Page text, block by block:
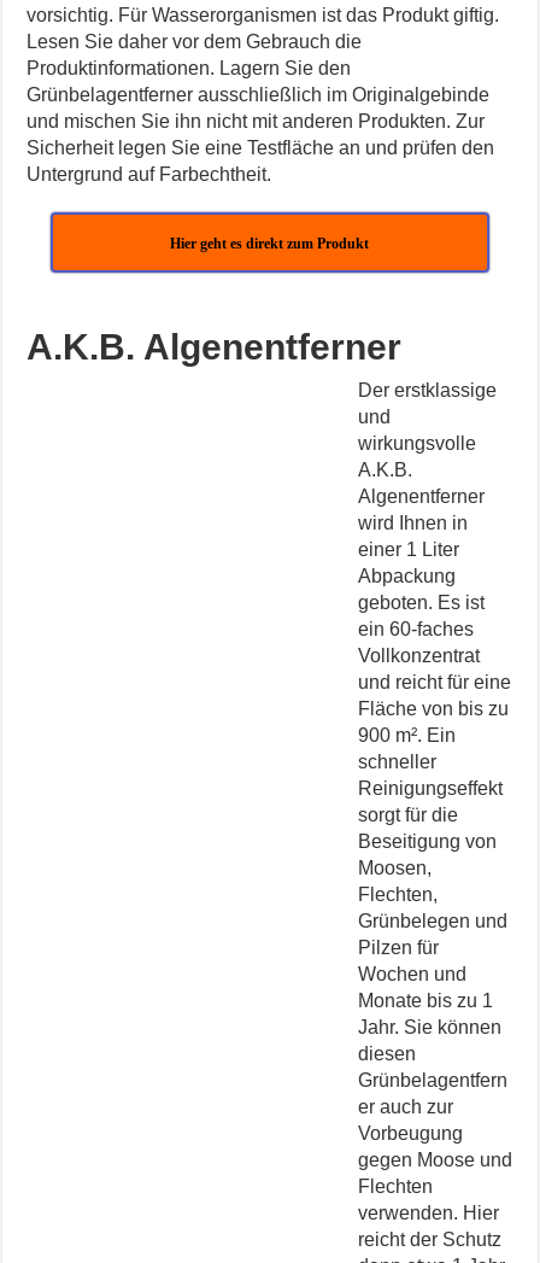
vorsichtig. Für Wasserorganismen ist das Produkt giftig.
Lesen Sie daher vor dem Gebrauch die
Produktinformationen. Lagern Sie den
Grünbelagentferner ausschließlich im Originalgebinde
und mischen Sie ihn nicht mit anderen Produkten. Zur
Sicherheit legen Sie eine Testfläche an und prüfen den
Untergrund auf Farbechtheit.
Hier geht es direkt zum Produkt
A.K.B. Algenentferner
Der erstklassige
und
wirkungsvolle
A.K.B.
Algenentferner
wird Ihnen in
einer 1 Liter
Abpackung
geboten. Es ist
ein 60-faches
Vollkonzentrat
und reicht für eine
Fläche von bis zu
900 m². Ein
schneller
Reinigungseffekt
sorgt für die
Beseitigung von
Moosen,
Flechten,
Grünbelegen und
Pilzen für
Wochen und
Monate bis zu 1
Jahr. Sie können
diesen
Grünbelagentfern
er auch zur
Vorbeugung
gegen Moose und
Flechten
verwenden. Hier
reicht der Schutz